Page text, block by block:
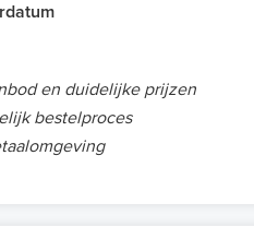
en duidelijke prijzen
bestelproces